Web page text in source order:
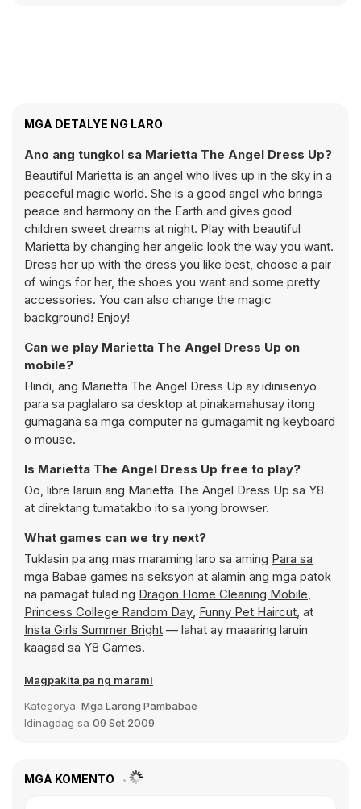
MGA DETALYE NG LARO
Ano ang tungkol sa Marietta The Angel Dress Up?
Beautiful Marietta is an angel who lives up in the sky in a
peaceful magic world. She is a good angel who brings
peace and harmony on the Earth and gives good
children sweet dreams at night. Play with beautiful
Marietta by changing her angelic look the way you want.
Dress her up with the dress you like best, choose a pair
of wings for her, the shoes you want and some pretty
accessories. You can also change the magic
background! Enjoy!
Can we play Marietta The Angel Dress Up on
mobile?
Hindi, ang Marietta The Angel Dress Up ay idinisenyo
para sa paglalaro sa desktop at pinakamahusay itong
gumagana sa mga computer na gumagamit ng keyboard
o mouse.
Is Marietta The Angel Dress Up free to play?
Oo, libre laruin ang Marietta The Angel Dress Up sa Y8
at direktang tumatakbo ito sa iyong browser.
What games can we try next?
Tuklasin pa ang mas maraming laro sa aming Para sa
mga Babae games na seksyon at alamin ang mga patok
na pamagat tulad ng Dragon Home Cleaning Mobile,
Princess College Random Day, Funny Pet Haircut, at
Insta Girls Summer Bright — lahat ay maaaring laruin
kaagad sa Y8 Games.
Magpakita pa ng marami
Kategorya: Mga Larong Pambabae
Idinagdag sa 09 Set 2009
MGA KOMENTO